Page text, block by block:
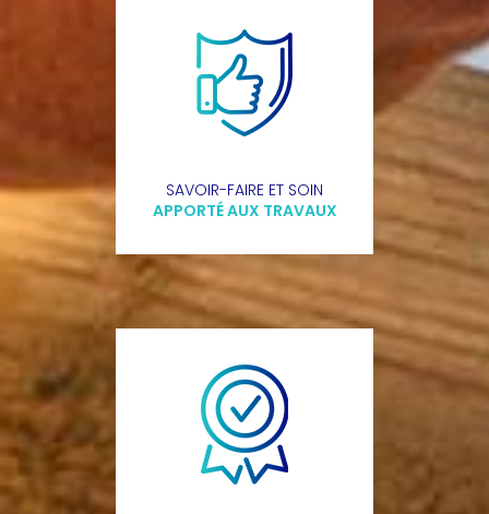
SAVOIR-FAIRE ET SOIN
APPORTÉ AUX TRAVAUX